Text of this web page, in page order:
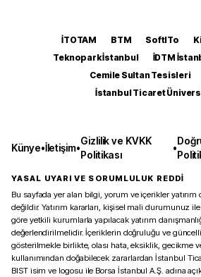
İTOTAM BTM SoftITo
Teknopark İstanbul
İDTM
Cemile Sultan Tesisleri
İstanbul Ticaret
Künye•İletişim•
Gizlilik ve KVKK
Politikası
•
YASAL UYARI VE SORUMLULUK REDDİ
Bu sayfada yer alan bilgi, yorum ve içerikler yatırım
değildir. Yatırım kararları, kişisel mali durumunuz
göre yetkili kurumlarla yapılacak yatırım
değerlendirilmelidir. İçeriklerin doğruluğu ve
gösterilmekle birlikte, olası hata, eksiklik, gecikme
kullanımından doğabilecek zararlardan İstanbul
BIST isim ve logosu ile Borsa İstanbul A.Ş. adına